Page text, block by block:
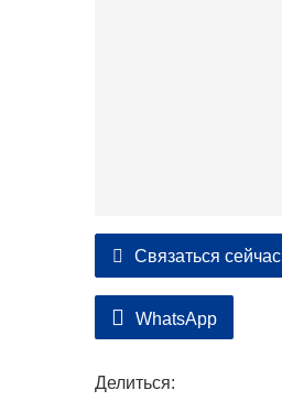
Связаться сейчас
WhatsApp
Делиться: